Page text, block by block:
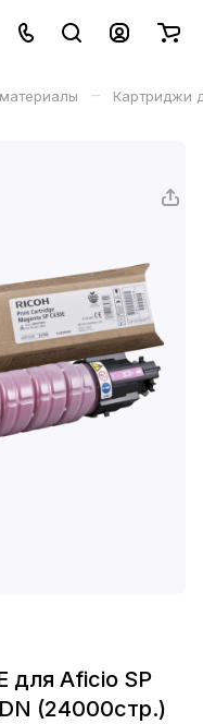
– Картриджи
для Aficio SP
(24000стр.)